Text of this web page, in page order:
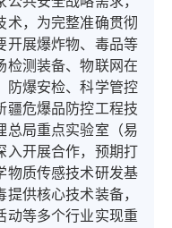
术，为完整准确贯彻
开展爆炸物、毒品等
检测装备、物联网在
防爆安检、科学管控
疆危爆品防控工程技
总局重点实验室（易
入开展合作，预期打
物质传感技术研发基
供核心技术装备，
动等多个行业实现重